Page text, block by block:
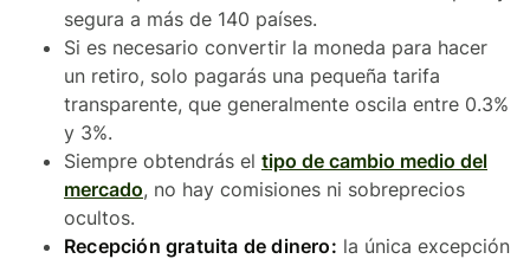
segura a más de 140 países.
Si es necesario convertir la moneda para hacer
un retiro, solo pagarás una pequeña tarifa
transparente, que generalmente oscila entre 0.3%
y 3%.
Siempre obtendrás el tipo de cambio medio del
mercado, no hay comisiones ni sobreprecios
ocultos.
Recepción gratuita de dinero: la única excepción